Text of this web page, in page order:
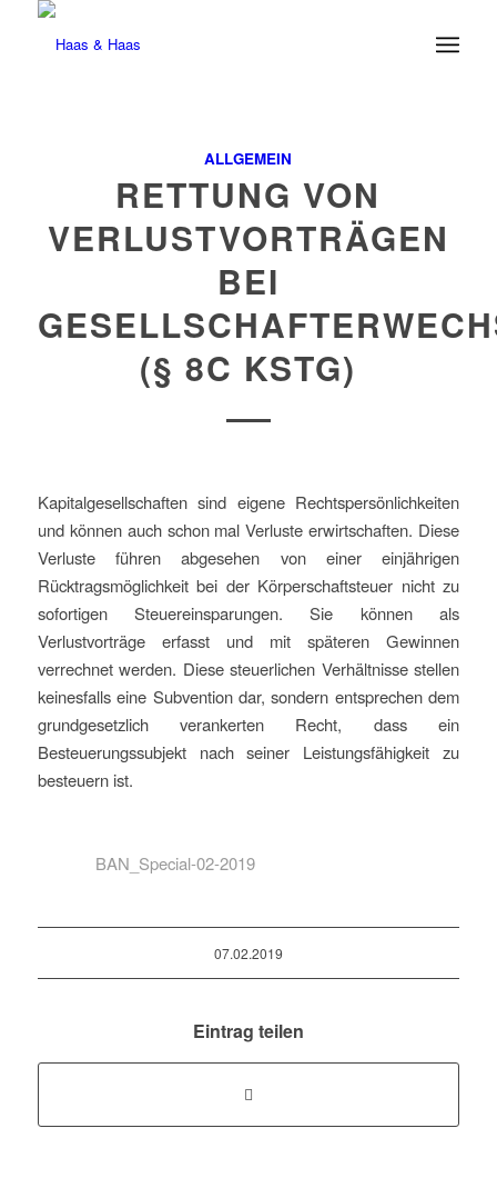
ALLGEMEIN
RETTUNG VON
VERLUSTVORTRÄGEN
BEI
(§ 8C KSTG)
Kapitalgesellschaften sind eigene Rechtspersönlichkeiten
und können auch schon mal Verluste erwirtschaften. Diese
Verluste führen abgesehen von einer einjährigen
Rücktragsmöglichkeit bei der Körperschaftsteuer nicht zu
sofortigen Steuereinsparungen. Sie können als
Verlustvorträge erfasst und mit späteren Gewinnen
verrechnet werden. Diese steuerlichen Verhältnisse stellen
keinesfalls eine Subvention dar, sondern entsprechen dem
grundgesetzlich verankerten Recht, dass ein
Besteuerungssubjekt nach seiner Leistungsfähigkeit zu
besteuern ist.
BAN_Special-02-2019
07.02.2019
Eintrag teilen